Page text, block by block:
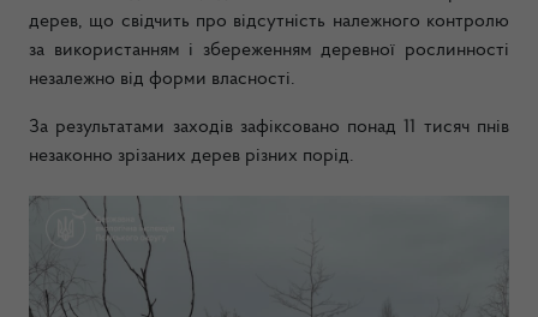
дерев, що свідчить про відсутність належного контролю
за використанням і збереженням деревної рослинності
незалежно від форми власності.
За результатами заходів зафіксовано понад 11 тисяч пнів
незаконно зрізаних дерев різних порід.